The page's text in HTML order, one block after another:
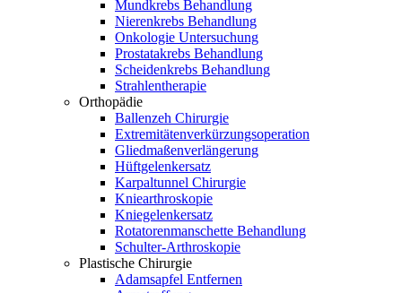
Mundkrebs Behandlung
Nierenkrebs Behandlung
Onkologie Untersuchung
Prostatakrebs Behandlung
Scheidenkrebs Behandlung
Strahlentherapie
Orthopädie
Ballenzeh Chirurgie
Extremitätenverkürzungsoperation
Gliedmaßenverlängerung
Hüftgelenkersatz
Karpaltunnel Chirurgie
Kniearthroskopie
Kniegelenkersatz
Rotatorenmanschette Behandlung
Schulter-Arthroskopie
Plastische Chirurgie
Adamsapfel Entfernen